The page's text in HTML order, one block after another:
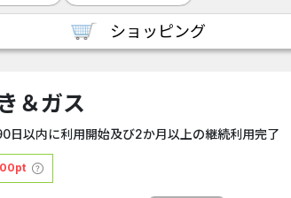
ショッピング
＆ガス
日以内に利用開始及び2か月以上の継続利用完了